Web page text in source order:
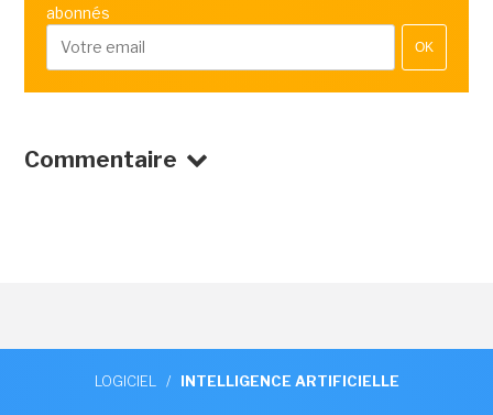
abonnés
OK
Commentaire
LOGICIEL / INTELLIGENCE ARTIFICIELLE